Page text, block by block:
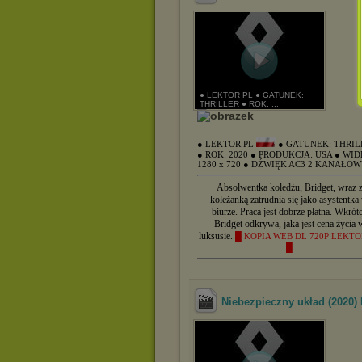
● LEKTOR PL ● GATUNEK:
THRILLER ● ROK: ...
● LEKTOR PL
● GATUNEK:
● ROK: 2020 ● PRODUKCJA: USA ●
1280 x 720 ● DŹWIĘK AC3 2
Absolwentka koledżu, Bridget, wraz z
koleżanką zatrudnia się jako asystentka
biurze. Praca jest dobrze płatna.
Bridget odkrywa, jaka jest cena życia
luksusie.
█ KOPIA WEB DL 720P
Niebezpieczny układ